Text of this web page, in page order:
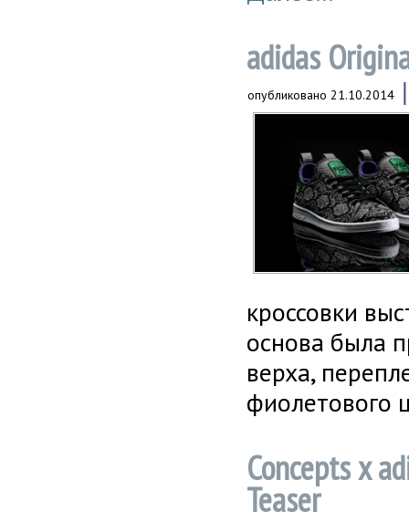
adidas
опубликовано 21.10.2014
кроссовки
основа была
верха,
фиолетового
Concepts x
Teaser